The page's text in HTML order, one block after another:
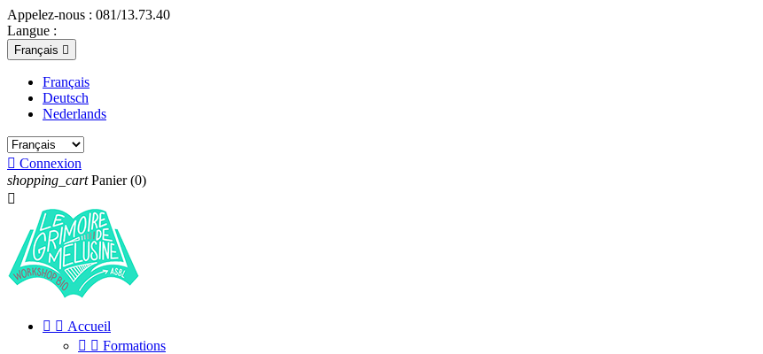
Appelez-nous : 081/13.73.40
Langue :
Français 
Français
Deutsch
Nederlands
 Connexion
shopping_cart Panier (0)

  Accueil
  Formations